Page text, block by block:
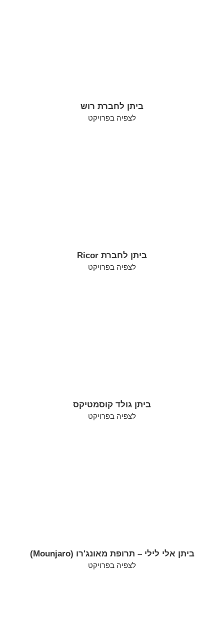
ביתן לחברת רוש
לצפיה בפרויקט
ביתן לחברת Ricor
לצפיה בפרויקט
ביתן גולד קוסמטיקס
לצפיה בפרויקט
ביתן אלי לילי – תרופת מאונג'רו (Mounjaro)
לצפיה בפרויקט